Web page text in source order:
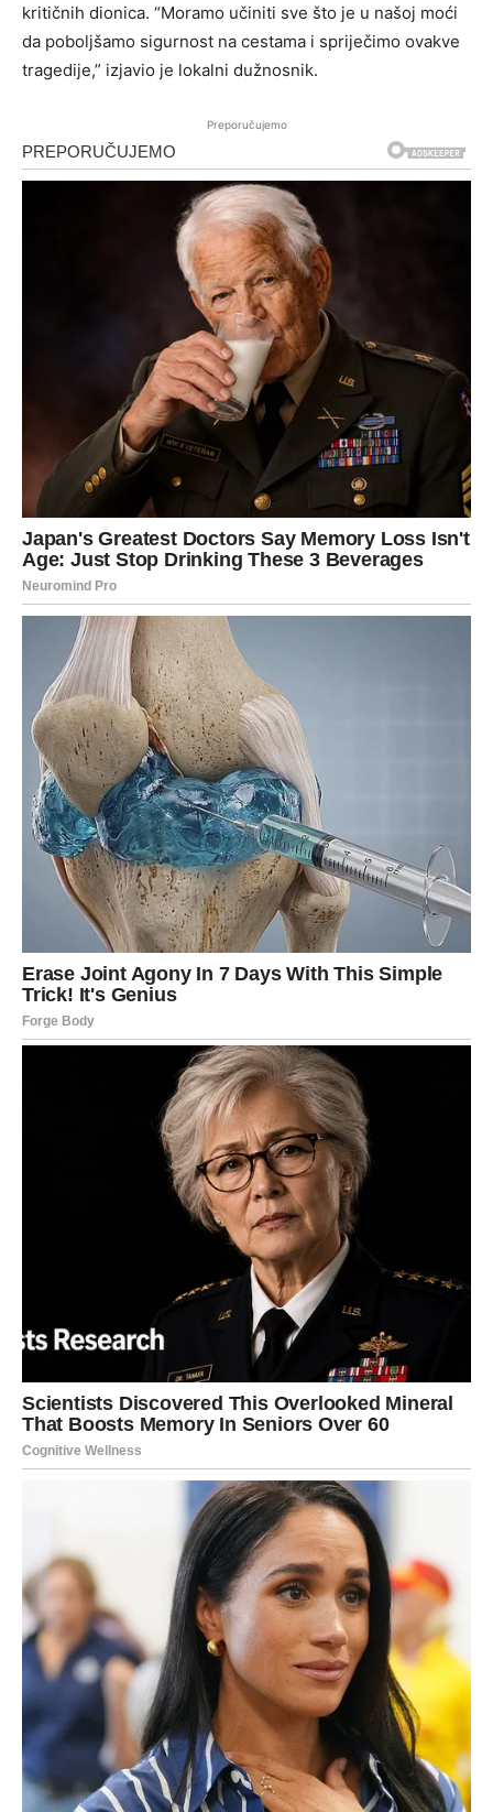
kritičnih dionica. “Moramo učiniti sve što je u našoj moći
da poboljšamo sigurnost na cestama i spriječimo ovakve
tragedije,” izjavio je lokalni dužnosnik.
Preporučujemo